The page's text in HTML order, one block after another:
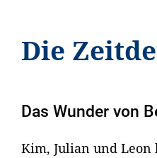
Die
Das Wunder von
Kim, Julian und Leon